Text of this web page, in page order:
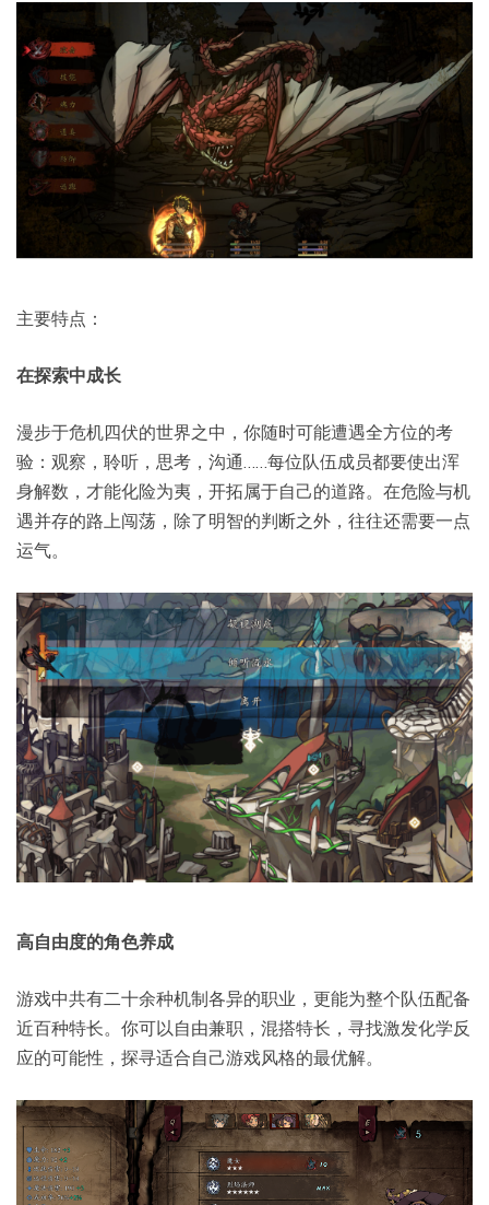
主要特点：
在探索中成长
漫步于危机四伏的世界之中，你随时可能遭遇全方位的考
验：观察，聆听，思考，沟通……每位队伍成员都要使出浑
身解数，才能化险为夷，开拓属于自己的道路。在危险与机
遇并存的路上闯荡，除了明智的判断之外，往往还需要一点
运气。
高自由度的角色养成
游戏中共有二十余种机制各异的职业，更能为整个队伍配备
近百种特长。你可以自由兼职，混搭特长，寻找激发化学反
应的可能性，探寻适合自己游戏风格的最优解。